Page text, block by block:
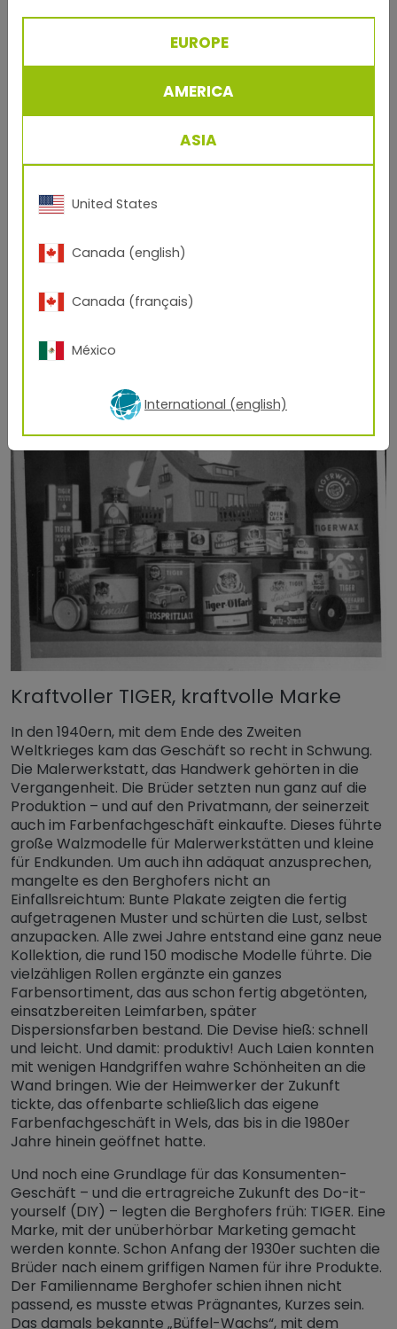
den kompletten österreichischen Markt für sich
einnehmen sollte. Denn alle dreißig Sekunden spuckte
sehen: Sein Lebenswerk, seine Kinderschar, sein
Familienunternehmen waren „groß“ geworden.
Kraftvoller TIGER, kraftvolle Marke
In den 1940ern, mit dem Ende des Zweiten
Weltkrieges kam das Geschäft so recht in Schwung.
Die Malerwerkstatt, das Handwerk gehörten in die
Vergangenheit. Die Brüder setzten nun ganz auf die
Produktion – und auf den Privatmann, der seinerzeit
auch im Farbenfachgeschäft einkaufte. Dieses führte
große Walzmodelle für Malerwerkstätten und kleine
für Endkunden. Um auch ihn adäquat anzusprechen,
mangelte es den Berghofers nicht an
Einfallsreichtum: Bunte Plakate zeigten die fertig
aufgetragenen Muster und schürten die Lust, selbst
anzupacken. Alle zwei Jahre entstand eine ganz neue
Kollektion, die rund 150 modische Modelle führte. Die
vielzähligen Rollen ergänzte ein ganzes
Farbensortiment, das aus schon fertig abgetönten,
einsatzbereiten Leimfarben, später
Dispersionsfarben bestand. Die Devise hieß: schnell
und leicht. Und damit: produktiv! Auch Laien konnten
mit wenigen Handgriffen wahre Schönheiten an die
Wand bringen. Wie der Heimwerker der Zukunft
tickte, das offenbarte schließlich das eigene
Farbenfachgeschäft in Wels, das bis in die 1980er
Jahre hinein geöffnet hatte.
Und noch eine Grundlage für das Konsumenten-
Geschäft – und die ertragreiche Zukunft des Do-it-
yourself (DIY) – legten die Berghofers früh: TIGER. Eine
Marke, mit der unüberhörbar Marketing gemacht
werden konnte. Schon Anfang der 1930er suchten die
Brüder nach einem griffigen Namen für ihre Produkte.
Der Familienname Berghofer schien ihnen nicht
passend, es musste etwas Prägnantes, Kurzes sein.
Das damals bekannte „Büffel-Wachs“, mit dem
EUROPE
AMERICA
ASIA
United States
Canada (english)
Canada (français)
México
International (english)